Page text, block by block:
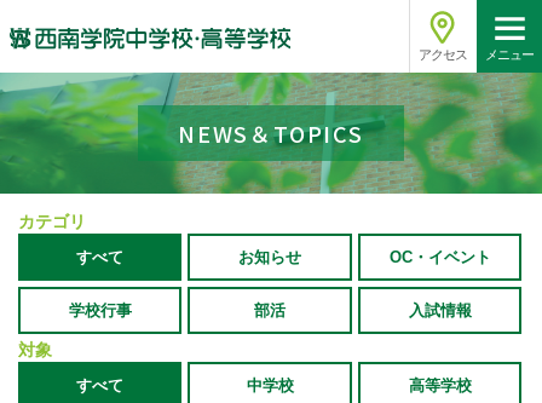
アクセス メニュー
NEWS＆TOPICS
カテゴリ
すべて お知らせ OC・イベント
学校行事 部活 入試情報
対象
すべて 中学校 高等学校